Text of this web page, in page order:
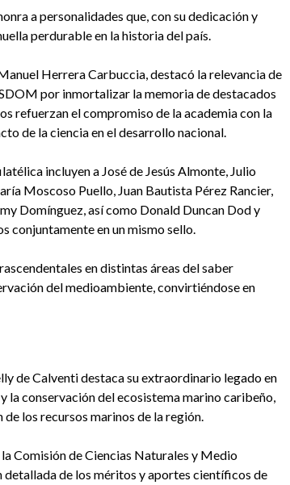
a personalidades que, con su dedicación y
perdurable en la historia del país.
Herrera Carbuccia, destacó la relevancia de
por inmortalizar la memoria de destacados
refuerzan el compromiso de la academia con la
de la ciencia en el desarrollo nacional.
incluyen a José de Jesús Almonte, Julio
Moscoso Puello, Juan Bautista Pérez Rancier,
Domínguez, así como Donald Duncan Dod y
conjuntamente en un mismo sello.
en distintas áreas del saber
del medioambiente, convirtiéndose en
de Calventi destaca su extraordinario legado en
la conservación del ecosistema marino caribeño,
los recursos marinos de la región.
Comisión de Ciencias Naturales y Medio
detallada de los méritos y aportes científicos de